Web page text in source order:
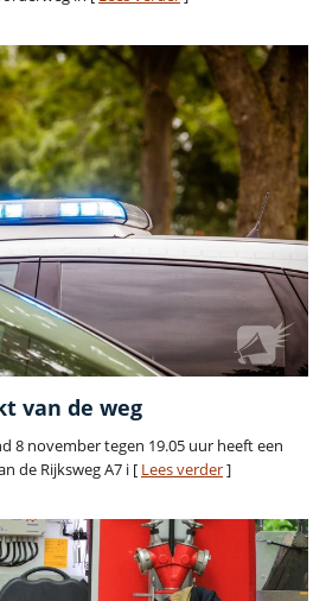
van de weg
8 november tegen 19.05 uur heeft een
de Rijksweg A7 i [ Lees verder]